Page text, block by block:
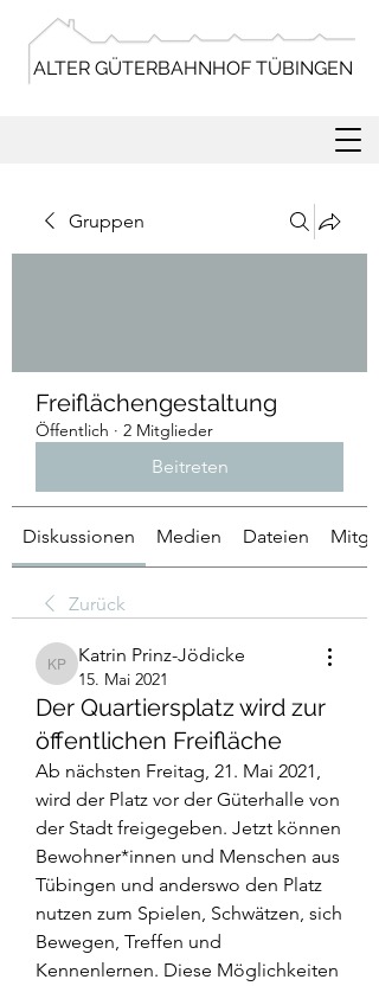
ALTER GÜTERBAHNHOF TÜBINGEN
Gruppen
Freiflächengestaltung
Öffentlich · 2 Mitglieder
Beitreten
Diskussionen Medien Dateien
Zurück
Katrin Prinz-Jödicke
Katrin Prinz-Jödicke
15. Mai 2021
Der Quartiersplatz wird zur
öffentlichen Freifläche
Ab nächsten Freitag, 21. Mai 2021,
wird der Platz vor der Güterhalle von
der Stadt freigegeben. Jetzt können
Bewohner*innen und Menschen aus
Tübingen und anderswo den Platz
nutzen zum Spielen, Schwätzen, sich
Bewegen, Treffen und
Kennenlernen. Diese Möglichkeiten